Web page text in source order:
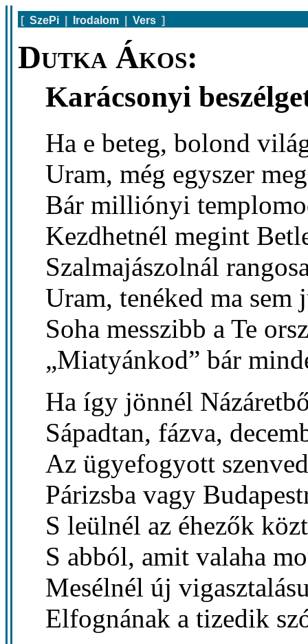
[ SzePi Irodalom Vers ]
Dutka Ákos:
Karácsonyi
Ha e beteg, bolond
Uram, még egyszer
Bár milliónyi
Kezdhetnél megint
Szalmajászolnál
Uram, tenéked ma sem
Soha messzibb a Te
„Miatyánkod” bár
Ha így jönnél
Sápadtan, fázva,
Az ügyefogyott
Párizsba vagy
S leülnél az éhezők közt
S abból, amit valaha
Mesélnél új
Elfognának a tizedik